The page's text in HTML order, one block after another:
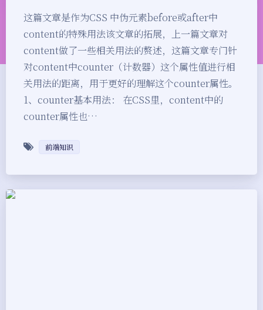
这篇文章是作为CSS 中伪元素before或after中
content的特殊用法该文章的拓展，上一篇文章对
content做了一些相关用法的赘述，这篇文章专门针
对content中counter（计数器）这个属性值进行相
关用法的距离，用于更好的理解这个counter属性。
1、counter基本用法： 在CSS里，content中的
counter属性也…
前端知识